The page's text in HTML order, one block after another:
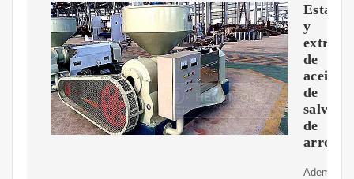
y
de
aceite
de
salvado
de
arroz
Además,